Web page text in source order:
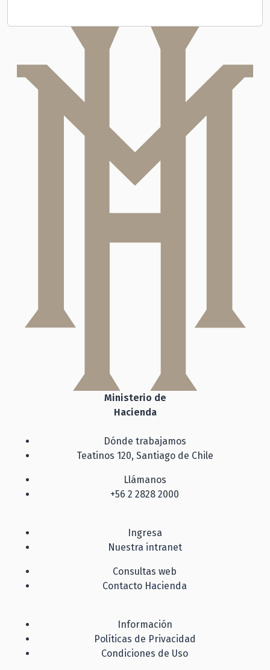
Ministerio de
Hacienda
Dónde trabajamos
Teatinos 120, Santiago de Chile
Llámanos
+56 2 2828 2000
Ingresa
Nuestra intranet
Consultas web
Contacto Hacienda
Información
Políticas de Privacidad
Condiciones de Uso